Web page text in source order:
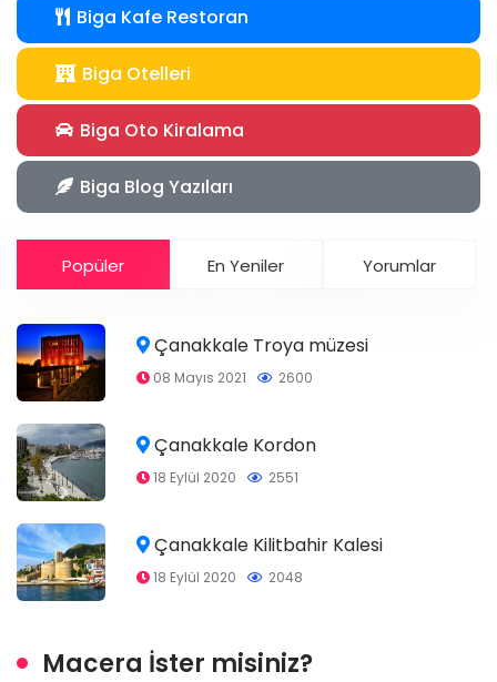
Biga Kafe Restoran
Biga Otelleri
Biga Oto Kiralama
Biga Blog Yazıları
Popüler En Yeniler Yorumlar
Çanakkale Troya müzesi
08 Mayıs 2021 2600
Çanakkale Kordon
18 Eylül 2020 2551
Çanakkale Kilitbahir Kalesi
18 Eylül 2020 2048
Macera İster misiniz?